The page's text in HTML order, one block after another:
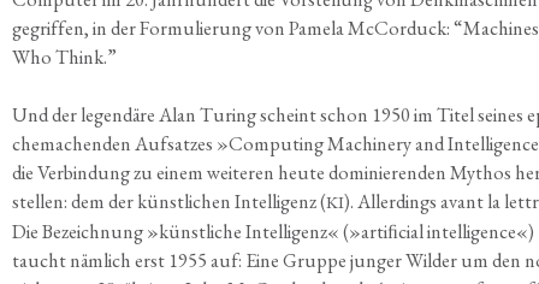
ge­grif­fen, in der For­mu­lie­rung von Pame­la McCor­duck: “Machi­nes
Who Think.”
Und der legen­dä­re Alan Turing scheint schon 1950 im Titel sei­nes
che­ma­chen­den Auf­sat­zes »Com­pu­ting Machi­nery and
die Ver­bin­dung zu einem wei­te­ren heu­te domi­nie­ren­den Mythos
stel­len: dem der künst­li­chen Intel­li­genz (KI). Aller­dings avant la
Die Bezeich­nung »künst­li­che Intel­li­genz« (»artiﬁcial intel­li­gence«)
taucht näm­lich erst 1955 auf: Eine Grup­pe jun­ger Wil­der um den